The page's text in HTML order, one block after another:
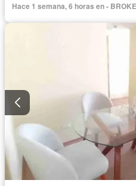
Sin amoblar
Hace 1 semana, 6 horas en -